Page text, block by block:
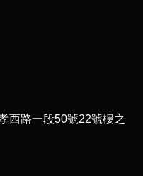
西路一段50號22號樓之